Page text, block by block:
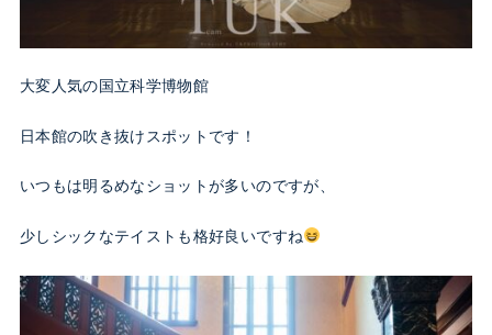
大変人気の国立科学博物館
日本館の吹き抜けスポットです！
いつもは明るめなショットが多いのですが、
少しシックなテイストも格好良いですね